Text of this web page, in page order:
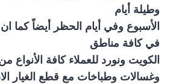
وطيلة أيام
الأسبوع وفي أيام الحظر أيضاً كما
في كافة مناطق
الكويت ونورد للعملاء كافة الأنواع
وغسالات وطباخات مع قطع الغيار